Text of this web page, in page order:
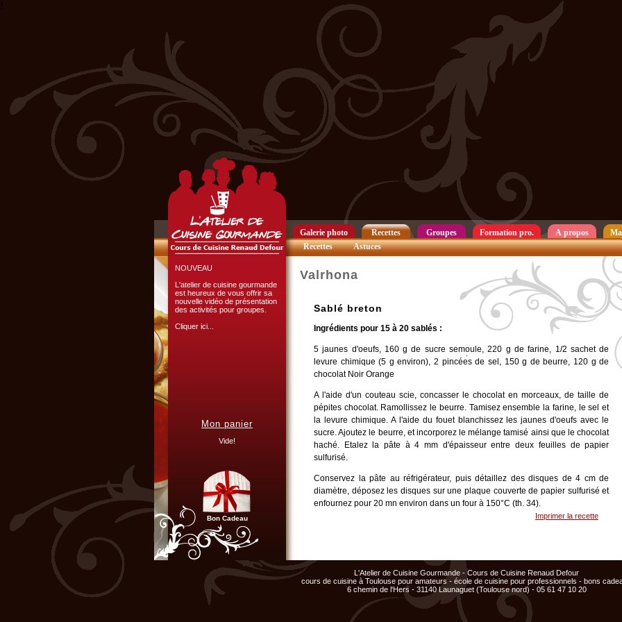
!
Galerie photo Recettes Groupes Formation pro. A propos
Recettes
Astuces
Club Privilège
Inscrivez-vous à notre
Club Privilège
pour recevoir par mail
toutes les nouveautés
du site.
Cliquer ici...
NOUVEAU
L'atelier de cuisine gourmande
est heureux de vous offrir sa
nouvelle vidéo de présentation
des activités pour groupes.
Cliquer ici...
PARTICIPATIF :
Vous organisez un repas de
famille, entre amis, un mariage,
Cliquer ici...
Chef d'entreprise, responsable
de groupe...
Organisez un repas de fin
d'année original, atelier cuisine
pour votre équipe !
Mon panier
Vide!
Bon Cadeau
Valrhona
Sablé breton
Ingrédients pour 15 à 20 sablés :
5 jaunes d'oeufs, 160 g de sucre semoule, 220 g de farine, 1/2 sachet de
levure chimique (5 g environ), 2 pincées de sel, 150 g de beurre, 120 g de
chocolat Noir Orange
A l'aide d'un couteau scie, concasser le chocolat en morceaux, de taille de
pépites chocolat. Ramollissez le beurre. Tamisez ensemble la farine, le sel et
la levure chimique. A l'aide du fouet blanchissez les jaunes d'oeufs avec le
sucre. Ajoutez le beurre, et incorporez le mélange tamisé ainsi que le chocolat
haché. Etalez la pâte à 4 mm d'épaisseur entre deux feuilles de papier
sulfurisé.
Conservez la pâte au réfrigérateur, puis détaillez des disques de 4 cm de
diamètre, déposez les disques sur une plaque couverte de papier sulfurisé et
enfournez pour 20 mn environ dans un four à 150°C (th. 34).
La vocation de VALRHONA est d'inventer un chocolat
d'exception dans le respect d'un savoir-faire artisanal et du bon goût français.
Des Caraïbes jusqu'en Indonésie, VALRHONA s'approvisionne dans de
Imprimer la recette
L'Atelier de Cuisine Gourmande - Cours de Cuisine Renaud Defour
cours de cuisine à Toulouse pour amateurs - école de cuisine pour professionnels - bons
6 chemin de l'Hers - 31140 Launaguet (Toulouse nord) - 05 61 47 10 20
< > xx
au
panier
x
au
panier